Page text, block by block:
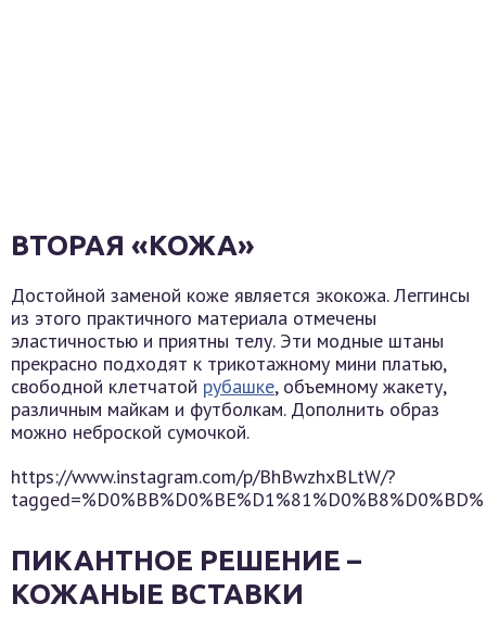
ВТОРАЯ «КОЖА»
Достойной заменой коже является экокожа. Леггинсы
из этого практичного материала отмечены
эластичностью и приятны телу. Эти модные штаны
прекрасно подходят к трикотажному мини платью,
свободной клетчатой рубашке, объемному жакету,
различным майкам и футболкам. Дополнить образ
можно неброской сумочкой.
https://www.instagram.com/p/BhBwzhxBLtW/?
ПИКАНТНОЕ РЕШЕНИЕ –
КОЖАНЫЕ ВСТАВКИ